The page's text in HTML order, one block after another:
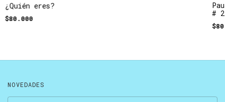
¿Quién eres?
$80.000
# 2
NOVEDADES